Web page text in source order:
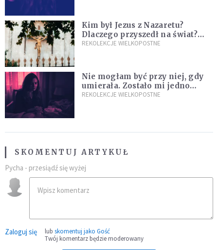
Kim był Jezus z Nazaretu?
Dlaczego przyszedł na świat?
I dlaczego umarł?
REKOLEKCJE WIELKOPOSTNE
Nie mogłam być przy niej, gdy
umierała. Zostało mi jedno
wspomnienie [Siedem Boleści]
REKOLEKCJE WIELKOPOSTNE
SKOMENTUJ ARTYKUŁ
Pycha - przesiądź się wyżej
Zaloguj się lub skomentuj jako Gość
Twój komentarz będzie moderowany